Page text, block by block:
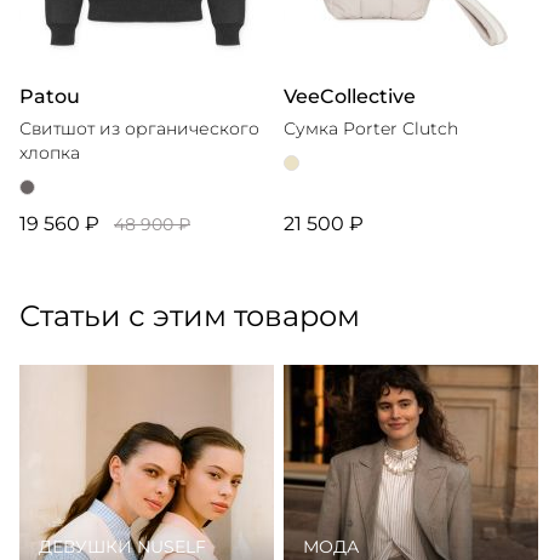
Patou
Свитшот из органического
хлопка
19 560 ₽ 48 900 ₽
VeeCollective
Сумка Porter Clutch
21 500 ₽
Статьи с этим товаром
ДЕВУШКИ NUSELF МОДА